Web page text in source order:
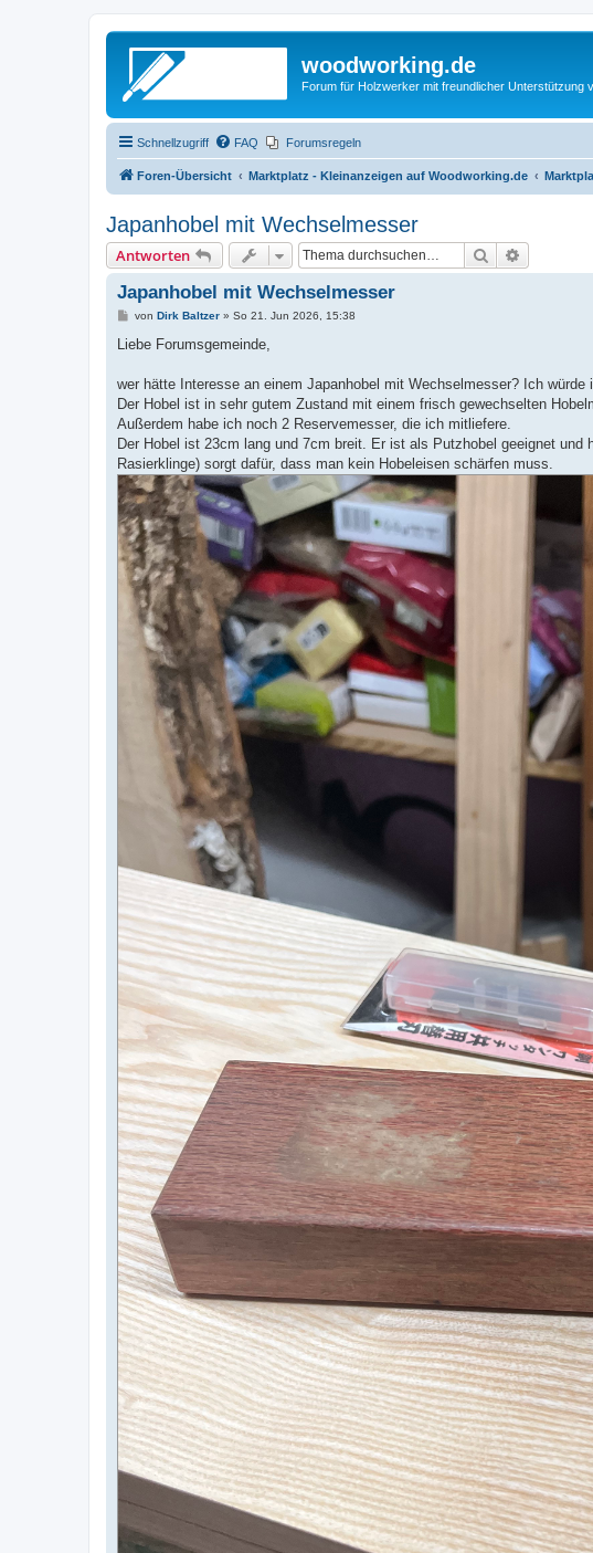
woodworking.de
Forum für Holzwerker mit freundlicher Unterstützung
Schnellzugriff FAQ Forumsregeln
Foren-Übersicht Marktplatz - Kleinanzeigen auf Woodworking.de
Japanhobel mit Wechselmesser
Antworten Suche
Japanhobel mit Wechselmesser
B
i
a
von Dirk Baltzer» So 21. Jun 2026, 15:38
Liebe Forumsgemeinde,
wer hätte Interesse an einem Japanhobel mit Wechselmesser? Ich würde
Der Hobel ist in sehr gutem Zustand mit einem frisch gewechselten
Außerdem habe ich noch 2 Reservemesser, die ich mitliefere.
Der Hobel ist 23cm lang und 7cm breit. Er ist als Putzhobel geeignet
Rasierklinge) sorgt dafür, dass man kein Hobeleisen schärfen muss.